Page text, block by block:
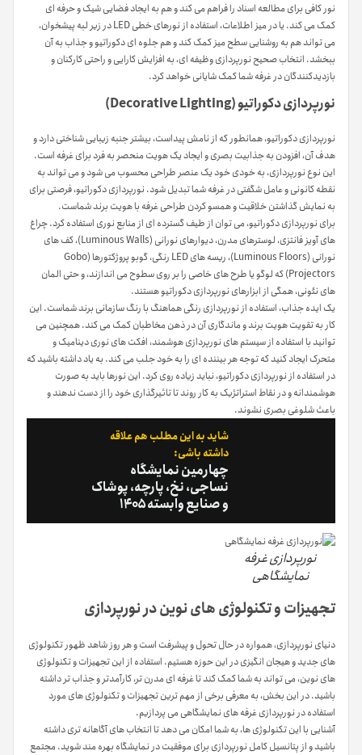
نور کافی برای مطالعه اسناد را فراهم می کند و هم به ایجاد فضایی شیک و حرفه ای
کمک می کند. یا در میز اطلاعات، استفاده از نورهای خطی LED در زیر لبه پیشخوان،
می تواند هم به روشنایی سطح میز کمک کند و هم جلوه ای دکوراتیو و جذاب به آن
ببخشد. انتخاب صحیح نورپردازی وظیفه ای، به افزایش کارایی و راحتی کارکنان و
بازدیدکنندگان در غرفه شما کمک شایانی خواهد کرد.
نورپردازی دکوراتیو (Decorative Lighting)
نورپردازی دکوراتیو، همانطور که از نامش پیداست، بیشتر جنبه زیبایی شناختی دارد و
هدف آن، افزودن به جذابیت بصری و ایجاد یک هویت منحصر به فرد برای غرفه است.
این نوع نورپردازی، به خودی خود یک عنصر طراحی محسوب می شود و می تواند به
نقطه کانونی و عامل شگفتی در غرفه شما تبدیل شود. نورپردازی دکوراتیو، فرصتی برای
به نمایش گذاشتن خلاقیت و همسو کردن طراحی غرفه با هویت برند شماست.
برای نورپردازی دکوراتیو، می توان از طیف گسترده ای از منابع نوری استفاده کرد. چراغ
های آویز فانتزی، لوسترهای مدرن، دیوارهای نورانی (Luminous Walls)، کف های
نورانی (Luminous Floors)، ریسه های LED رنگی، گوبو پروژکتورها (Gobo
Projectors) که لوگو یا طرح های خاصی را بر روی سطوح می اندازند، و حتی المان
های نئونی، همگی از ابزارهای نورپردازی دکوراتیو هستند.
یک ایده جذاب، استفاده از نورپردازی رنگی هماهنگ با رنگ سازمانی برند شماست. این
کار به تقویت هویت برند و ماندگاری آن در ذهن مخاطبان کمک می کند. همچنین می
توانید با استفاده از سیستم های نورپردازی هوشمند، افکت های نوری دینامیک و
متحرک ایجاد کنید که توجه هر بیننده ای را به خود جلب می کند. به یاد داشته باشید که
در استفاده از نورپردازی دکوراتیو، نباید زیاده روی کرد. این نورها باید به صورت
هوشمندانه و در نقاط استراتژیک به کار روند تا تاثیرگذاری خود را از دست ندهند و
باعث شلوغی بصری نشوند.
شاید به این مطلب هم علاقه
داشته باشی:
چهارمین نمایشگاه
نساجی، نخ، پارچه، پوشاک
و صنایع وابسته ۱۴۰۵
نورپردازی غرفه
نمایشگاهی
تجهیزات و تکنولوژی های نوین در نورپردازی
دنیای نورپردازی، همواره در حال تحول و پیشرفت است و هر روز شاهد ظهور تکنولوژی
های جدید و هیجان انگیزی در این حوزه هستیم. استفاده از این تجهیزات و تکنولوژی
های نوین، می تواند به شما کمک کند تا غرفه ای مدرن تر، کارآمدتر و جذاب تر داشته
باشید. در این بخش، به معرفی برخی از مهم ترین تجهیزات و تکنولوژی های مورد
استفاده در نورپردازی غرفه های نمایشگاهی می پردازیم.
آشنایی با این تکنولوژی ها، به شما امکان می دهد تا انتخاب های آگاهانه تری داشته
باشید و از پتانسیل کامل نورپردازی برای موفقیت در نمایشگاه بهره مند شوید. مجتمع